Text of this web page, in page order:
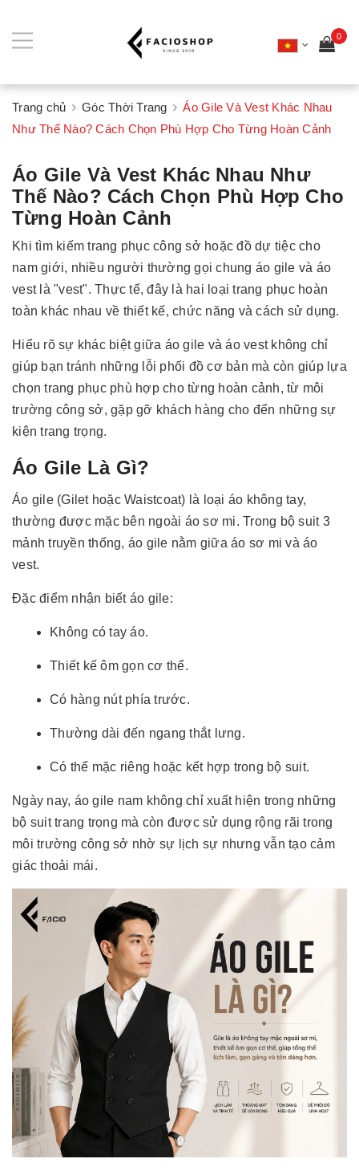
0
Trang chủ Góc Thời Trang
Áo Gile Và Vest Khác Nhau
Như Thế Nào? Cách Chọn Phù Hợp Cho Từng Hoàn Cảnh
Áo Gile Và Vest Khác Nhau Như
Thế Nào? Cách Chọn Phù Hợp Cho
Từng Hoàn Cảnh
Khi tìm kiếm trang phục công sở hoặc đồ dự tiệc cho
nam giới, nhiều người thường gọi chung áo gile và áo
vest là "vest". Thực tế, đây là hai loại trang phục hoàn
toàn khác nhau về thiết kế, chức năng và cách sử dụng.
Hiểu rõ sự khác biệt giữa áo gile và áo vest không chỉ
giúp bạn tránh những lỗi phối đồ cơ bản mà còn giúp lựa
chọn trang phục phù hợp cho từng hoàn cảnh, từ môi
trường công sở, gặp gỡ khách hàng cho đến những sự
kiện trang trọng.
Áo Gile Là Gì?
Áo gile (Gilet hoặc Waistcoat) là loại áo không tay,
thường được mặc bên ngoài áo sơ mi. Trong bộ suit 3
mảnh truyền thống, áo gile nằm giữa áo sơ mi và áo
vest.
Đặc điểm nhận biết áo gile:
Không có tay áo.
Thiết kế ôm gọn cơ thể.
Có hàng nút phía trước.
Thường dài đến ngang thắt lưng.
Có thể mặc riêng hoặc kết hợp trong bộ suit.
Ngày nay, áo gile nam không chỉ xuất hiện trong những
bộ suit trang trọng mà còn được sử dụng rộng rãi trong
môi trường công sở nhờ sự lịch sự nhưng vẫn tạo cảm
giác thoải mái.